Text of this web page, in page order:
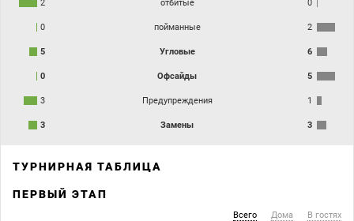
2 отбитые 0
0 пойманные 2
5 Угловые 6
0 Офсайды 5
3 Предупреждения 1
3 Замены 3
ТУРНИРНАЯ ТАБЛИЦА
ПЕРВЫЙ ЭТАП
Всего Дома В гостях